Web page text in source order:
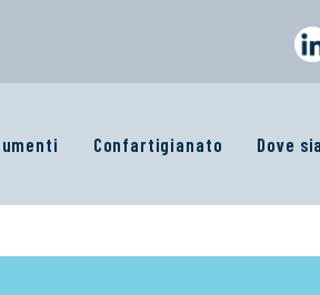
Confartigianato Dove